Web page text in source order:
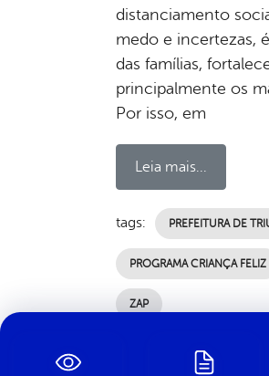
distanciamento
medo e incertezas,
das famílias,
principalmente os
Por isso, em
Leia mais...
tags: PREFEITURA DE
PROGRAMA CRIANÇA FELIZ
ZAP
última modificação em